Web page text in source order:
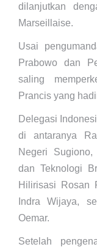
dilanjutkan
Marseillaise.
Usai
Prabowo dan
saling
Prancis yang
Delegasi
di antaranya
Negeri
dan Teknologi
Hilirisasi Rosan
Indra Wijaya,
Oemar.
Setelah